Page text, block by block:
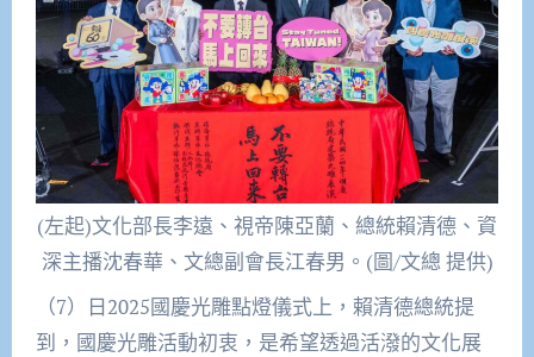
(左起)文化部長李遠、視帝陳亞蘭、總統賴清德、資
深主播沈春華、文總副會長江春男。(圖/文總 提供)
（7）日2025國慶光雕點燈儀式上，賴清德總統提
到，國慶光雕活動初衷，是希望透過活潑的文化展